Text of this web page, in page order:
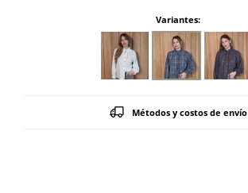
Variantes:
Métodos y costos de envío